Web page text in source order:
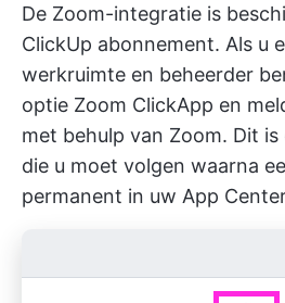
De Zoom-integratie is
ClickUp abonnement. Als u
werkruimte en beheerder
optie Zoom ClickApp en
met behulp van Zoom. Dit is
die u moet volgen waarna
permanent in uw App